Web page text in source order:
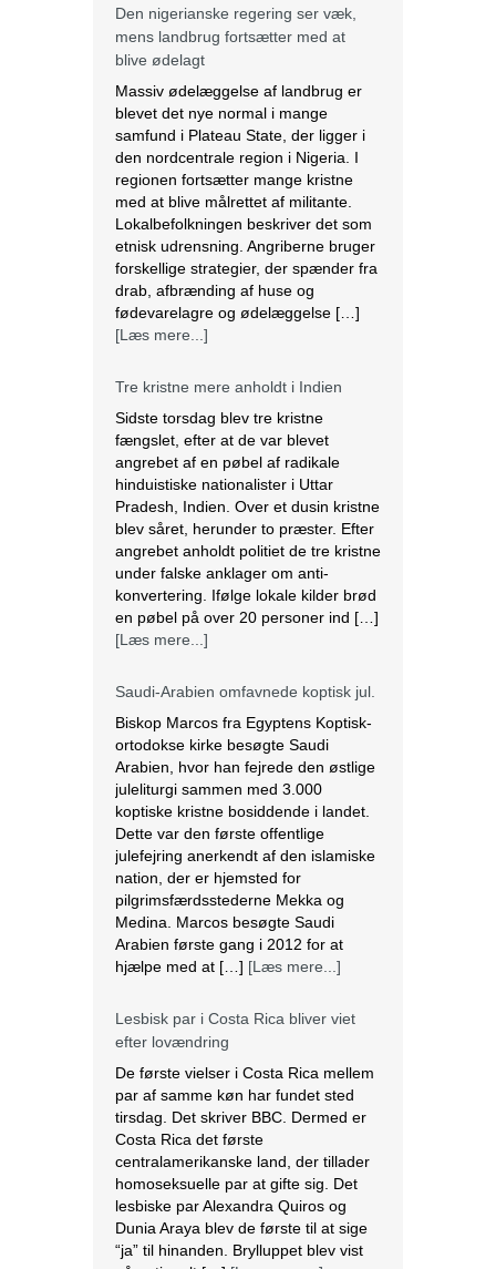
blive ødelagt
Massiv ødelæggelse af landbrug er
samfund i Plateau State, der ligger i
den nordcentrale region i Nigeria. I
regionen fortsætter mange kristne
med at blive målrettet af militante.
Lokalbefolkningen beskriver det som
etnisk udrensning. Angriberne bruger
forskellige strategier, der spænder fra
drab, afbrænding af huse og
fødevarelagre og ødelæggelse […]
[Læs mere...]
Tre kristne mere anholdt i Indien
Sidste torsdag blev tre kristne
angrebet af en pøbel af radikale
hinduistiske nationalister i Uttar
Pradesh, Indien. Over et dusin kristne
blev såret, herunder to præster. Efter
angrebet anholdt politiet de tre kristne
under falske anklager om anti-
konvertering. Ifølge lokale kilder brød
en pøbel på over 20 personer ind […]
[Læs mere...]
Saudi-Arabien omfavnede koptisk jul.
Biskop Marcos fra Egyptens Koptisk-
Arabien, hvor han fejrede den østlige
juleliturgi sammen med 3.000
koptiske kristne bosiddende i landet.
Dette var den første offentlige
julefejring anerkendt af den islamiske
nation, der er hjemsted for
pilgrimsfærdsstederne Mekka og
Medina. Marcos besøgte Saudi
Arabien første gang i 2012 for at
hjælpe med at […][Læs mere...]
Lesbisk par i Costa Rica bliver viet
De første vielser i Costa Rica mellem
tirsdag. Det skriver BBC. Dermed er
Costa Rica det første
centralamerikanske land, der tillader
homoseksuelle par at gifte sig. Det
lesbiske par Alexandra Quiros og
Dunia Araya blev de første til at sige
“ja” til hinanden. Brylluppet blev vist
på nationalt […][Læs mere...]